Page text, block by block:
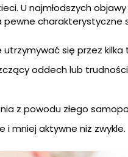
U najmłodszych
charakterystyczne
się przez kilka
oddech lub
z powodu złego
i mniej aktywne niż zwykle.